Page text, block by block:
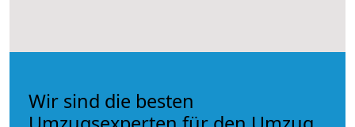
Wir sind die besten